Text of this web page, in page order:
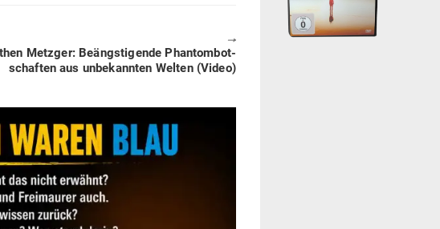
🠖
Metzger: Beängs­ti­gende Phan­tom­bot­
schaften aus unbe­kannten Welten (Video)